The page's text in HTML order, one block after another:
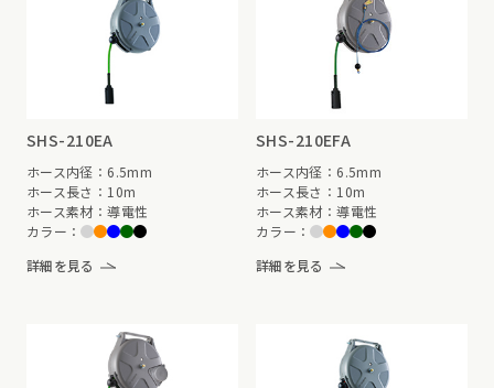
SHS-210EA
ホース内径：6.5mm
ホース長さ：10m
ホース素材：導電性
カラー：
詳細を見る
SHS-210EFA
ホース内径：6.5mm
ホース長さ：10m
ホース素材：導電性
カラー：
詳細を見る